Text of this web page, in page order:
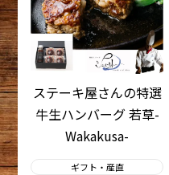
ステーキ屋さんの特選
牛生ハンバーグ 若草-
Wakakusa-
ギフト・産直